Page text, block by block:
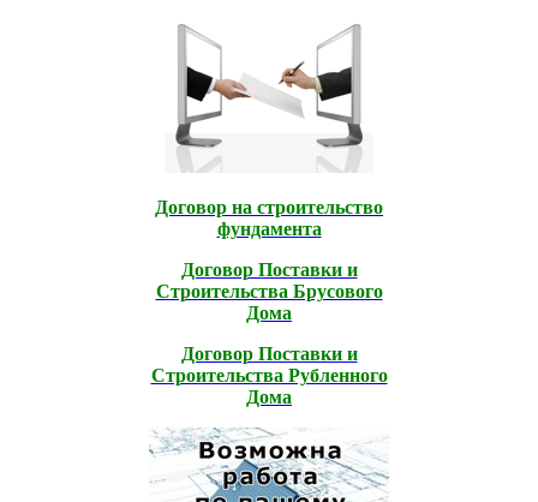
Договор на строительство
фундамента
Договор Поставки и
Строительcтва Брусового
Дома
Договор Поставки и
Строительcтва Рубленного
Дома